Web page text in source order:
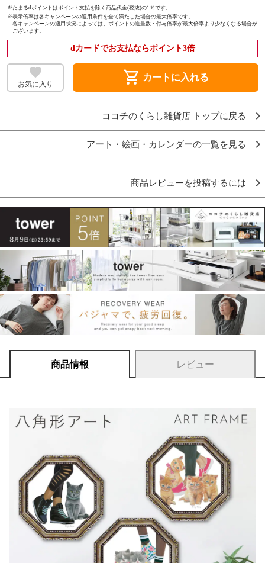
※たまるdポイントはポイント支払を除く商品代金(税抜)の1％です。
※表示倍率は各キャンペーンの適用条件を全て満たした場合の最大倍率です。
各キャンペーンの適用状況によっては、ポイントの進呈数・付与倍率が最大倍率より少なくなる場合が
ございます。
dカードでお支払ならポイント3倍
お気に入り shopping_cart カートに入れる
ココチのくらし雑貨店 トップに戻る
アート・絵画・カレンダーの一覧を見る
商品レビューを投稿するには
商品情報 レビュー